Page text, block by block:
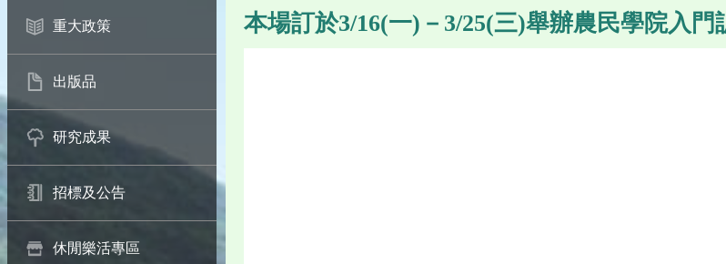
重大政策
出版品
研究成果
招標及公告
休閒樂活專區
本場訂於3/16(一)－3/25(三)舉辦農民學院入門